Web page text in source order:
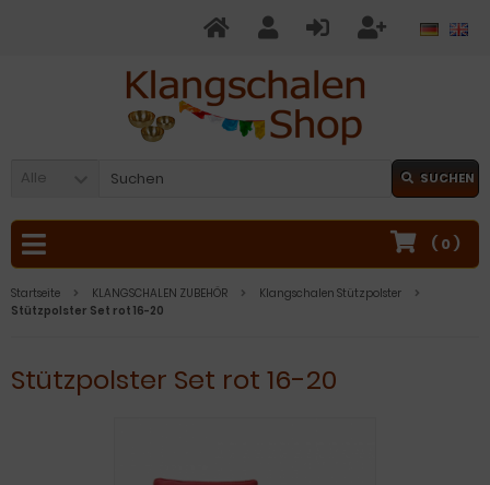
Alle SUCHEN
( 0 )
Startseite KLANGSCHALEN ZUBEHÖR
Klangschalen Stützpolster
Stützpolster Set rot 16-20
Stützpolster Set rot 16-20